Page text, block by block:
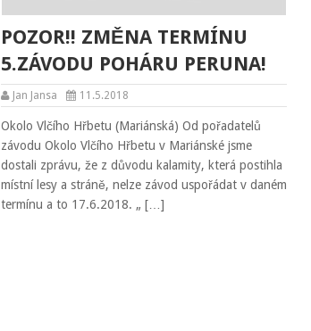
POZOR!! ZMĚNA TERMÍNU
5.ZÁVODU POHÁRU PERUNA!
Jan Jansa 11.5.2018
Okolo Vlčího Hřbetu (Mariánská) Od pořadatelů
závodu Okolo Vlčího Hřbetu v Mariánské jsme
dostali zprávu, že z důvodu kalamity, která postihla
místní lesy a stráně, nelze závod uspořádat v daném
termínu a to 17.6.2018. „ […]